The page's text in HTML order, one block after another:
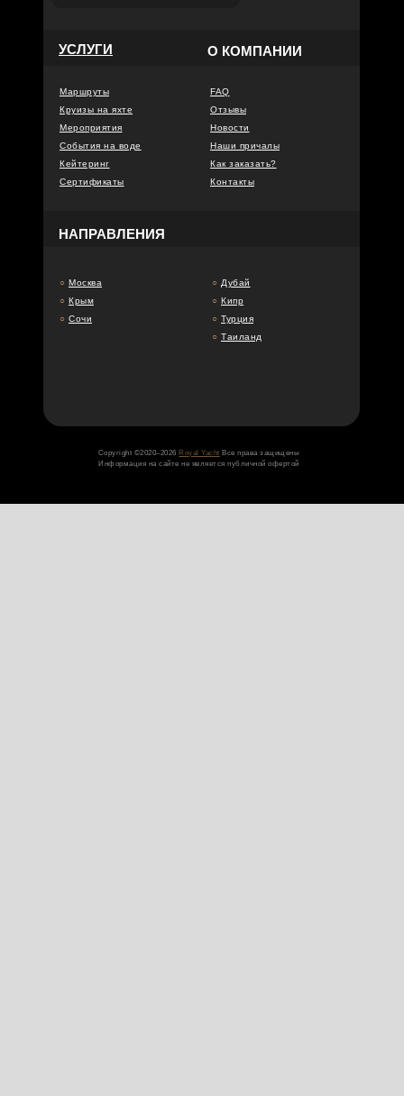
Copyright ©2020–2026Royal Yacht Все права защищены
Информация на сайте не является публичной офертой
FAQ
Отзывы
Новости
Наши причалы
Как заказать?
Контакты
Маршруты
Круизы на яхте
Мероприятия
События на воде
Кейтеринг
Сертификаты
○ Москва
○ Крым
○ Сочи
○ Дубай
○ Кипр
○ Турция
○ Таиланд
НАПРАВЛЕНИЯ
О КОМПАНИИ
УСЛУГИ